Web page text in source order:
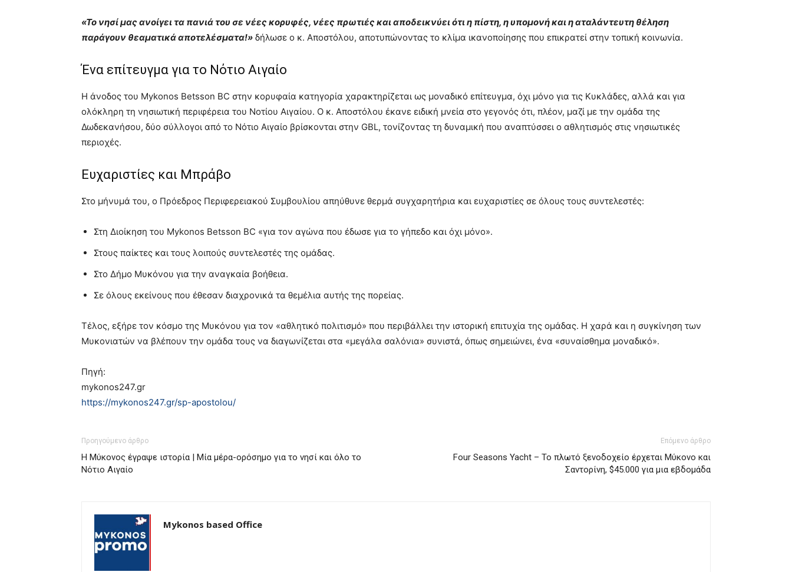
«Το νησί μας ανοίγει τα πανιά του σε νέες κορυφές, νέες πρωτιές και αποδεικνύει ότι η πίστη, η υπομονή και η αταλάντευτη θέληση
παράγουν θεαματικά αποτελέσματα!» δήλωσε ο κ. Αποστόλου, αποτυπώνοντας το κλίμα ικανοποίησης που επικρατεί στην τοπική κοινωνία.
Ένα επίτευγμα για το Νότιο Αιγαίο
Η άνοδος του Mykonos Betsson BC στην κορυφαία κατηγορία χαρακτηρίζεται ως μοναδικό επίτευγμα, όχι μόνο για τις Κυκλάδες, αλλά και για
ολόκληρη τη νησιωτική περιφέρεια του Νοτίου Αιγαίου. Ο κ. Αποστόλου έκανε ειδική μνεία στο γεγονός ότι, πλέον, μαζί με την ομάδα της
Δωδεκανήσου, δύο σύλλογοι από το Νότιο Αιγαίο βρίσκονται στην GBL, τονίζοντας τη δυναμική που αναπτύσσει ο αθλητισμός στις νησιωτικές
περιοχές.
Ευχαριστίες και Μπράβο
Στο μήνυμά του, ο Πρόεδρος Περιφερειακού Συμβουλίου απηύθυνε θερμά συγχαρητήρια και ευχαριστίες σε όλους τους συντελεστές:
Στη Διοίκηση του Mykonos Betsson BC «για τον αγώνα που έδωσε για το γήπεδο και όχι μόνο».
Στους παίκτες και τους λοιπούς συντελεστές της ομάδας.
Στο Δήμο Μυκόνου για την αναγκαία βοήθεια.
Σε όλους εκείνους που έθεσαν διαχρονικά τα θεμέλια αυτής της πορείας.
Τέλος, εξήρε τον κόσμο της Μυκόνου για τον «αθλητικό πολιτισμό» που περιβάλλει την ιστορική επιτυχία της ομάδας. Η χαρά και η συγκίνηση των
Μυκονιατών να βλέπουν την ομάδα τους να διαγωνίζεται στα «μεγάλα σαλόνια» συνιστά, όπως σημειώνει, ένα «συναίσθημα μοναδικό».
Πηγή:
mykonos247.gr
https://mykonos247.gr/sp-apostolou/
Προηγούμενο άρθρο
Η Μύκονος έγραψε ιστορία | Μία μέρα-ορόσημο για το νησί και όλο το
Νότιο Αιγαίο
Επόμενο άρθρο
Four Seasons Yacht – To πλωτό ξενοδοχείο έρχεται Μύκονο και
Σαντορίνη, $45.000 για μια εβδομάδα
Mykonos based Office